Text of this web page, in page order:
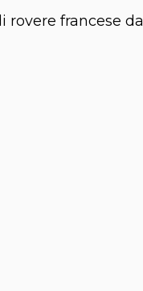
rovere francese da